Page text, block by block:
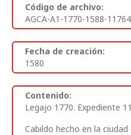
Código de archivo:
AGCA-A1-1770-1588-
Fecha de creación:
1580
Contenido:
Legajo 1770. Expediente
Cabildo hecho en la